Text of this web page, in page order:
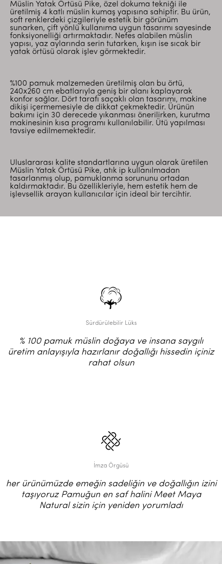
Müslin Yatak Örtüsü Pike, özel dokuma tekniği ile
üretilmiş 4 katlı müslin kumaş yapısına sahiptir. Bu ürün,
soft renklerdeki çizgileriyle estetik bir görünüm
sunarken, çift yönlü kullanıma uygun tasarımı sayesinde
fonksiyonelliği artırmaktadır. Nefes alabilen müslin
yapısı, yaz aylarında serin tutarken, kışın ise sıcak bir
yatak örtüsü olarak işlev görmektedir.
%100 pamuk malzemeden üretilmiş olan bu örtü,
240x260 cm ebatlarıyla geniş bir alanı kaplayarak
konfor sağlar. Dört tarafı saçaklı olan tasarımı, makine
dikişi içermemesiyle de dikkat çekmektedir. Ürünün
bakımı için 30 derecede yıkanması önerilirken, kurutma
makinesinin kısa programı kullanılabilir. Ütü yapılması
tavsiye edilmemektedir.
Uluslararası kalite standartlarına uygun olarak üretilen
Müslin Yatak Örtüsü Pike, atık ip kullanılmadan
tasarlanmış olup, pamuklanma sorununu ortadan
kaldırmaktadır. Bu özellikleriyle, hem estetik hem de
işlevsellik arayan kullanıcılar için ideal bir tercihtir.
Sürdürülebilir Lüks
% 100 pamuk müslin doğaya ve insana saygılı
üretim anlayışıyla hazırlanır doğallığı hissedin içiniz
rahat olsun
İmza Örgüsü
her ürünümüzde emeğin sadeliğin ve doğallığın izini
taşıyoruz Pamuğun en saf halini Meet Maya
Natural sizin için yeniden yorumladı